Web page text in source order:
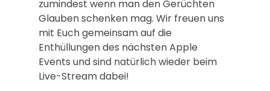
zumindest wenn man den Gerüchten
Glauben schenken mag. Wir freuen uns
mit Euch gemeinsam auf die
Enthüllungen des nächsten Apple
Events und sind natürlich wieder beim
Live-Stream dabei!